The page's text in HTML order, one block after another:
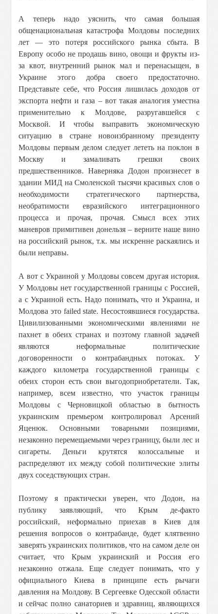
А теперь надо уяснить, что самая большая
общенациональная катастрофа Молдовы последних
лет — это потеря российского рынка сбыта. В
Европу особо не продашь вино, овощи и фрукты из-
за квот, внутренний рынок мал и перенасыщен, в
Украине этого добра своего предостаточно.
Представьте себе, что Россия лишилась доходов от
экспорта нефти и газа – вот такая аналогия уместна
применительно к Молдове, разругавшейся с
Москвой. И чтобы выправить экономическую
ситуацию в стране новоизбранному президенту
Молдовы первым делом следует лететь на поклон в
Москву и замаливать грешки своих
предшественников. Наверняка Додон произнесет в
здании МИД на Смоленской тысячи красивых слов о
необходимости стратегического партнерства,
необратимости евразийского интеграционного
процесса и прочая, прочая. Смысл всех этих
маневров примитивен донельзя – верните наше вино
на российский рынок, т.к. мы искренне раскаялись и
были неправы.
А вот с Украиной у Молдовы совсем другая история.
У Молдовы нет государственной границы с Россией,
а с Украиной есть. Надо понимать, что и Украина, и
Молдова это failed state. Несостоявшиеся государства.
Цивилизованными экономическими явлениями не
пахнет в обеих странах и поэтому главной задачей
являются неформальные политические
договоренности о контрабандных потоках. У
каждого километра государственной границы с
обеих сторон есть свои выгодоприобретатели. Так,
например, всем известно, что участок границы
Молдовы с Черновицкой областью в бытность
украинским премьером контролировал Арсений
Яценюк. Основными товарными позициями,
незаконно перемещаемыми через границу, были лес и
сигареты. Деньги крутятся колоссальные и
распределяют их между собой политические элиты
двух соседствующих стран.
Поэтому я практически уверен, что Додон, на
публику заявляющий, что Крым де-факто
российский, неформально приехав в Киев для
решения вопросов о контрабанде, будет клятвенно
заверять украинских политиков, что на самом деле он
считает, что Крым украинский и Россия его
незаконно отжала. Еще следует понимать, что у
официального Киева в принципе есть рычаги
давления на Молдову. В Сергеевке Одесской области
и сейчас полно санаториев и здравниц, являющихся